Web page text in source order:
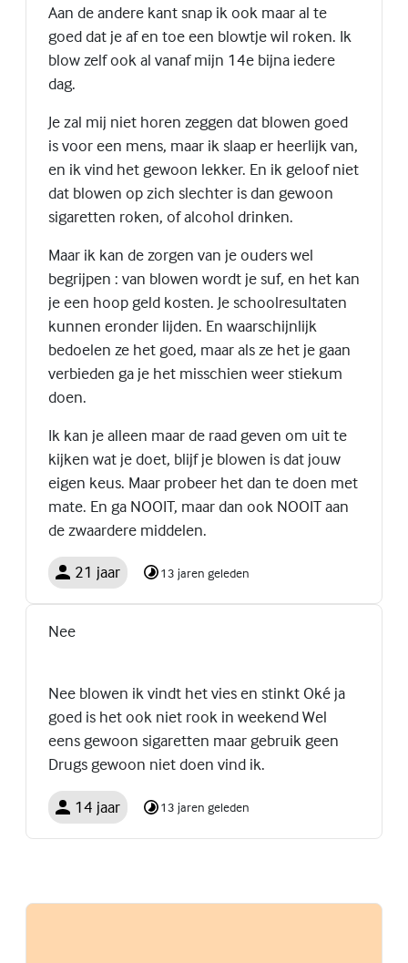
Aan de andere kant snap ik ook maar al te
goed dat je af en toe een blowtje wil roken. Ik
blow zelf ook al vanaf mijn 14e bijna iedere
dag.
Je zal mij niet horen zeggen dat blowen goed
is voor een mens, maar ik slaap er heerlijk van,
en ik vind het gewoon lekker. En ik geloof niet
dat blowen op zich slechter is dan gewoon
sigaretten roken, of alcohol drinken.
Maar ik kan de zorgen van je ouders wel
begrijpen : van blowen wordt je suf, en het kan
je een hoop geld kosten. Je schoolresultaten
kunnen eronder lijden. En waarschijnlijk
bedoelen ze het goed, maar als ze het je gaan
verbieden ga je het misschien weer stiekum
doen.
Ik kan je alleen maar de raad geven om uit te
kijken wat je doet, blijf je blowen is dat jouw
eigen keus. Maar probeer het dan te doen met
mate. En ga NOOIT, maar dan ook NOOIT aan
de zwaardere middelen.
21 jaar 13 jaren geleden
Nee
Nee blowen ik vindt het vies en stinkt Oké ja
goed is het ook niet rook in weekend Wel
eens gewoon sigaretten maar gebruik geen
Drugs gewoon niet doen vind ik.
14 jaar 13 jaren geleden